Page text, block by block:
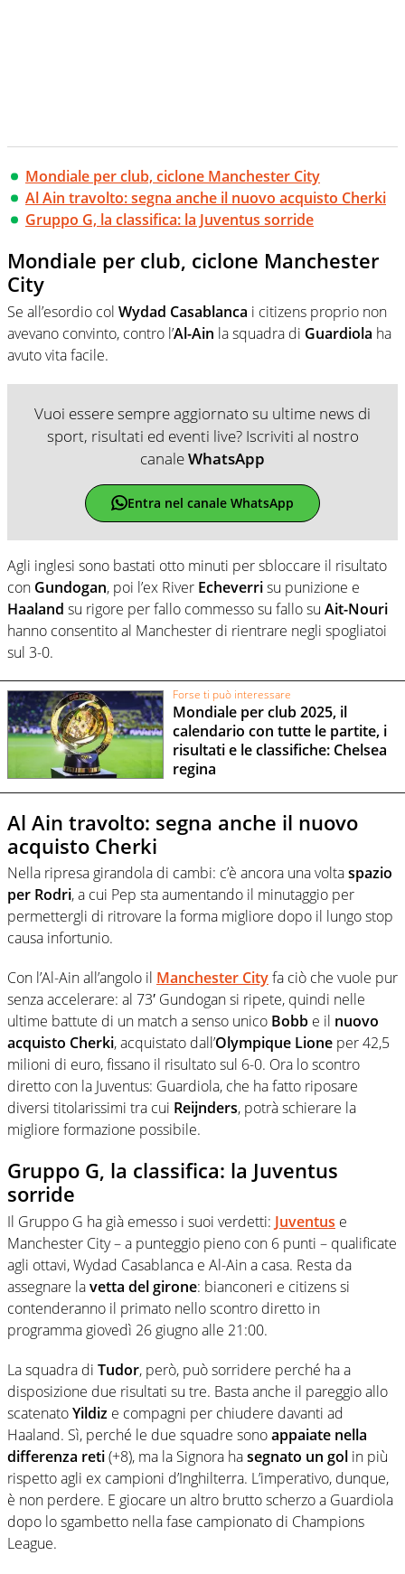
Mondiale per club, ciclone Manchester City
Al Ain travolto: segna anche il nuovo acquisto Cherki
Gruppo G, la classifica: la Juventus sorride
Mondiale per club, ciclone Manchester
City
Se all’esordio col Wydad Casablanca i citizens proprio non
avevano convinto, contro l’Al-Ain la squadra di Guardiola ha
avuto vita facile.
Vuoi essere sempre aggiornato su ultime news di
sport, risultati ed eventi live? Iscriviti al nostro
canaleWhatsApp
Entra nel canale WhatsApp
Agli inglesi sono bastati otto minuti per sbloccare il risultato
con Gundogan, poi l’ex River Echeverrisu punizione e
Haaland su rigore per fallo commesso su fallo su Ait-Nouri
hanno consentito al Manchester di rientrare negli spogliatoi
sul 3-0.
Forse ti può interessare
Mondiale per club 2025, il
calendario con tutte le partite, i
risultati e le classifiche: Chelsea
regina
Al Ain travolto: segna anche il nuovo
acquisto Cherki
Nella ripresa girandola di cambi: c’è ancora una voltaspazio
per Rodri, a cui Pep sta aumentando il minutaggio per
permettergli di ritrovare la forma migliore dopo il lungo stop
causa infortunio.
Con l’Al-Ain all’angolo il Manchester Cityfa ciò che vuole pur
senza accelerare: al 73′ Gundogan si ripete, quindi nelle
ultime battute di un match a senso unico Bobb e il nuovo
acquisto Cherki, acquistato dall’Olympique Lione per 42,5
milioni di euro, fissano il risultato sul 6-0. Ora lo scontro
diretto con la Juventus: Guardiola, che ha fatto riposare
diversi titolarissimi tra cui Reijnders, potrà schierare la
migliore formazione possibile.
Gruppo G, la classifica: la Juventus
sorride
Il Gruppo G ha già emesso i suoi verdetti: Juventus e
Manchester City – a punteggio pieno con 6 punti – qualificate
agli ottavi, Wydad Casablanca e Al-Ain a casa. Resta da
assegnare lavetta del girone: bianconeri e citizens si
contenderanno il primato nello scontro diretto in
programma giovedì 26 giugno alle 21:00.
La squadra di Tudor, però, può sorridere perché ha a
disposizione due risultati su tre. Basta anche il pareggio allo
scatenatoYildiz e compagni per chiudere davanti ad
Haaland. Sì, perché le due squadre sonoappaiate nella
differenza reti(+8), ma la Signora hasegnato un gol in più
rispetto agli ex campioni d’Inghilterra. L’imperativo, dunque,
è non perdere. E giocare un altro brutto scherzo a Guardiola
dopo lo sgambetto nella fase campionato di Champions
League.